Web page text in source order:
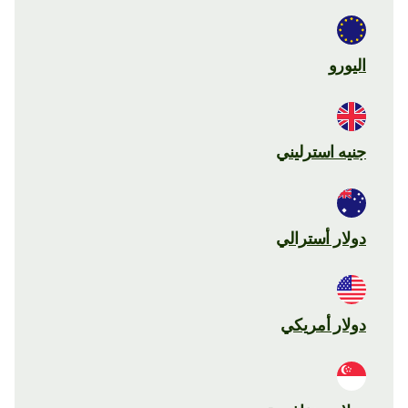
اليورو
جنيه استرليني
دولار أسترالي
دولار أمريكي